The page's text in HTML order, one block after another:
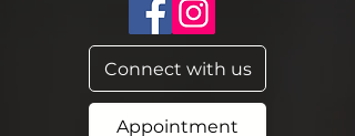
Connect with us
Appointment